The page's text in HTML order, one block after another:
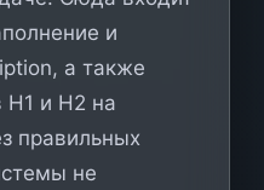
и
а также
H1 и H2 на
правильных
не